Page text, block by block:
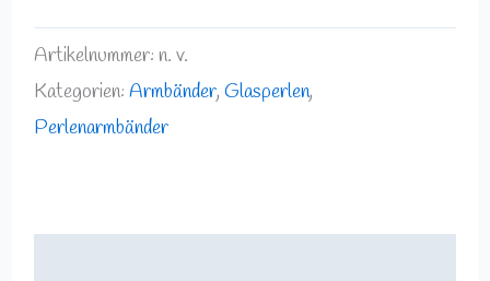
Artikelnummer: n. v.
Kategorien: Armbänder, Glasperlen,
Perlenarmbänder